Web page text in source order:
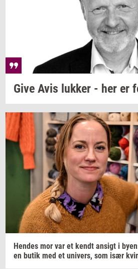
Give Avis luk­ker - her er
Hen­des mor var et kendt an­sigt i
en butik med et uni­vers, som især